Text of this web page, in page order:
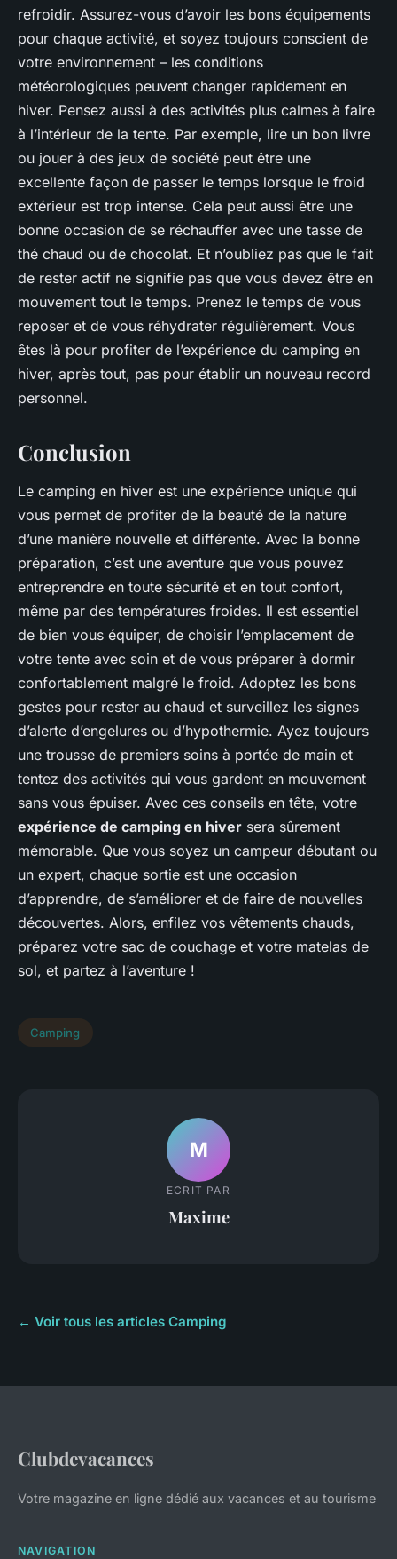
refroidir. Assurez-vous d’avoir les bons équipements
pour chaque activité, et soyez toujours conscient de
votre environnement – les conditions
météorologiques peuvent changer rapidement en
hiver. Pensez aussi à des activités plus calmes à faire
à l’intérieur de la tente. Par exemple, lire un bon livre
ou jouer à des jeux de société peut être une
excellente façon de passer le temps lorsque le froid
extérieur est trop intense. Cela peut aussi être une
bonne occasion de se réchauffer avec une tasse de
thé chaud ou de chocolat. Et n’oubliez pas que le fait
de rester actif ne signifie pas que vous devez être en
mouvement tout le temps. Prenez le temps de vous
reposer et de vous réhydrater régulièrement. Vous
êtes là pour profiter de l’expérience du camping en
hiver, après tout, pas pour établir un nouveau record
personnel.
Conclusion
Le camping en hiver est une expérience unique qui
vous permet de profiter de la beauté de la nature
d’une manière nouvelle et différente. Avec la bonne
préparation, c’est une aventure que vous pouvez
entreprendre en toute sécurité et en tout confort,
même par des températures froides. Il est essentiel
de bien vous équiper, de choisir l’emplacement de
votre tente avec soin et de vous préparer à dormir
confortablement malgré le froid. Adoptez les bons
gestes pour rester au chaud et surveillez les signes
d’alerte d’engelures ou d’hypothermie. Ayez toujours
une trousse de premiers soins à portée de main et
tentez des activités qui vous gardent en mouvement
sans vous épuiser. Avec ces conseils en tête, votre
expérience de camping en hiver sera sûrement
mémorable. Que vous soyez un campeur débutant ou
un expert, chaque sortie est une occasion
d’apprendre, de s’améliorer et de faire de nouvelles
découvertes. Alors, enfilez vos vêtements chauds,
préparez votre sac de couchage et votre matelas de
sol, et partez à l’aventure !
Camping
M
ECRIT PAR
Maxime
← Voir tous les articles Camping
Clubdevacances
Votre magazine en ligne dédié aux vacances et au tourisme
NAVIGATION